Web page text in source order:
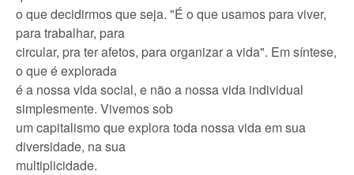
o que decidirmos que seja. "É o que usamos para viver,
para trabalhar, para
circular, pra ter afetos, para organizar a vida". Em síntese,
o que é explorada
é a nossa vida social, e não a nossa vida individual
simplesmente. Vivemos sob
um capitalismo que explora toda nossa vida em sua
diversidade, na sua
multiplicidade.